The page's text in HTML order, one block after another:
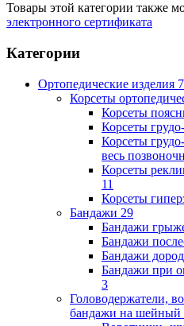
Товары этой категории также
электронного сертификата
Категории
Ортопедические изделия
Корсеты
Корсеты
Корсеты
Корсеты
весь
Корсеты
11
Корсеты
Бандажи 29
Бандажи
Бандажи
Бандажи
Бандажи при
3
Головодержатели,
бандажи на шейный